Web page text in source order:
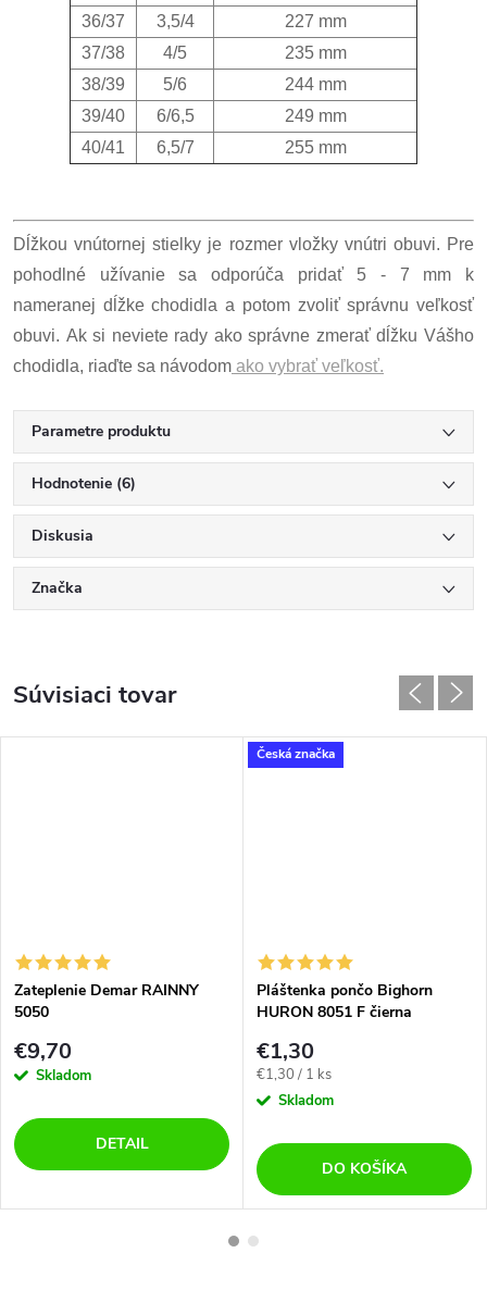
36/37 3,5/4
227 mm
37/38
4/5
235 mm
38/39
5/6
244 mm
39/40
6/6,5
249 mm
40/41
6,5/7 255 mm
Dĺžkou vnútornej stielky je rozmer vložky vnútri obuvi. Pre
pohodlné užívanie sa odporúča pridať 5 - 7 mm k
nameranej dĺžke chodidla a potom zvoliť správnu veľkosť
obuvi. Ak si neviete rady ako správne zmerať dĺžku Vášho
chodidla, riaďte sa návodom ako vybrať veľkosť.
Parametre produktu
Hodnotenie (6)
Diskusia
Značka
Súvisiaci tovar
Zateplenie Demar RAINNY
5050
€9,70
Skladom
DETAIL
Česká značka
Pláštenka pončo Bighorn
HURON 8051 F čierna
€1,30
Jednotková
cena:
€1,30 / 1 ks
Skladom
DO KOŠÍKA